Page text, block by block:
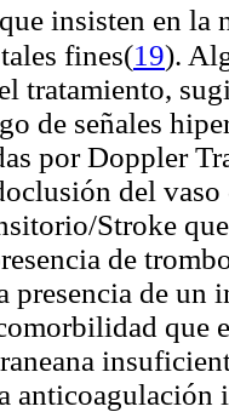
insisten en la
fines(19).
tratamiento,
de señales
por Doppler
del
Stroke
de
presencia de
que
anticoagulación